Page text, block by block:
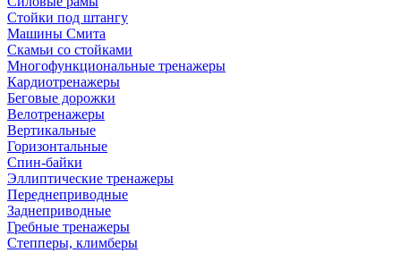
Стойки под штангу
Машины Смита
Скамьи со стойками
Многофункциональные тренажеры
Кардиотренажеры
Беговые дорожки
Велотренажеры
Вертикальные
Горизонтальные
Спин-байки
Эллиптические тренажеры
Переднеприводные
Заднеприводные
Гребные тренажеры
Степперы, климберы